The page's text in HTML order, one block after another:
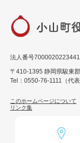
法人番号7000020223441
〒410-1395 静岡県駿東
Tel：0550-76-1111（代表
このホームページについて
リンク集